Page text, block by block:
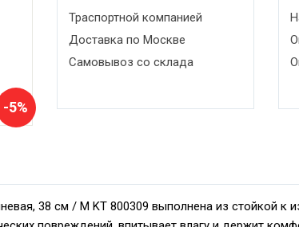
-5%
Траспортной компанией
Доставка по Москве
Самовывоз со склада
38 см / M KT 800309 выполнена из стойкой к